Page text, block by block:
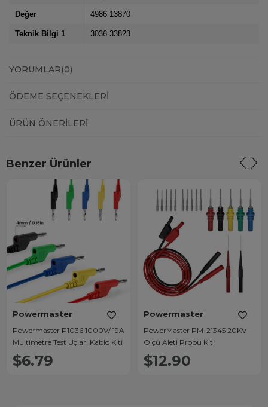
Değer 4986 13870
Teknik Bilgi 1 3036 33823
YORUMLAR(0)
ÖDEME SEÇENEKLERI
ÜRÜN ÖNERILERI
Benzer Ürünler
Powermaster
Powermaster P1036 1000V/ 19A
Multimetre Test Uçları Kablo Kiti
$6.79
Powermaster
PowerMaster PM-21345 20KV
Ölçü Aleti Probu Kiti
$12.90